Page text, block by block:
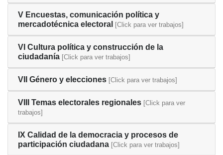
V Encuestas, comunicación política y
mercadotécnica electoral
[Click para ver trabajos]
VI Cultura política y construcción de la
ciudadanía [Click para ver trabajos]
VII Género y elecciones [Click para ver trabajos]
VIII Temas electorales regionales [Click para ver
trabajos]
IX Calidad de la democracia y procesos de
participación ciudadana [Click para ver trabajos]